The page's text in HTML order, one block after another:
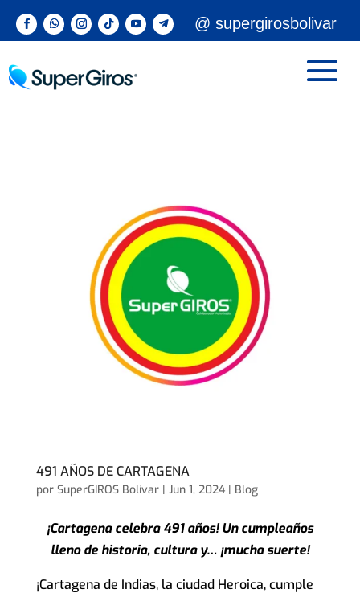
@ supergirosbolivar
491 AÑOS DE CARTAGENA
por SuperGIROS Bolívar| Jun 1, 2024| Blog
¡Cartagena celebra 491 años! Un cumpleaños
lleno de historia, cultura y… ¡mucha suerte!
¡Cartagena de Indias, la ciudad Heroica, cumple